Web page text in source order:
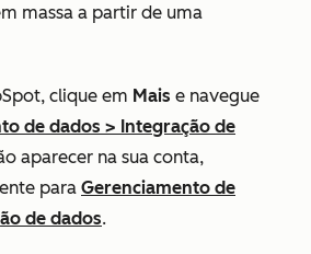
massa a partir de uma
clique em Mais e navegue
de dados > Integração de
aparecer na sua conta,
para Gerenciamento de
de dados.